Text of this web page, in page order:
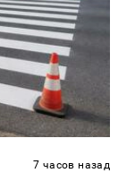
7 часов назад